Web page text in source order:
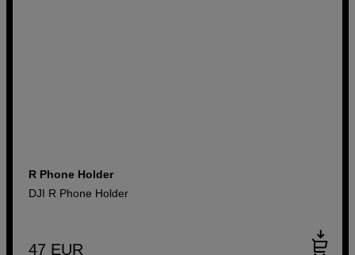
R Phone Holder
DJI R Phone Holder
47 EUR